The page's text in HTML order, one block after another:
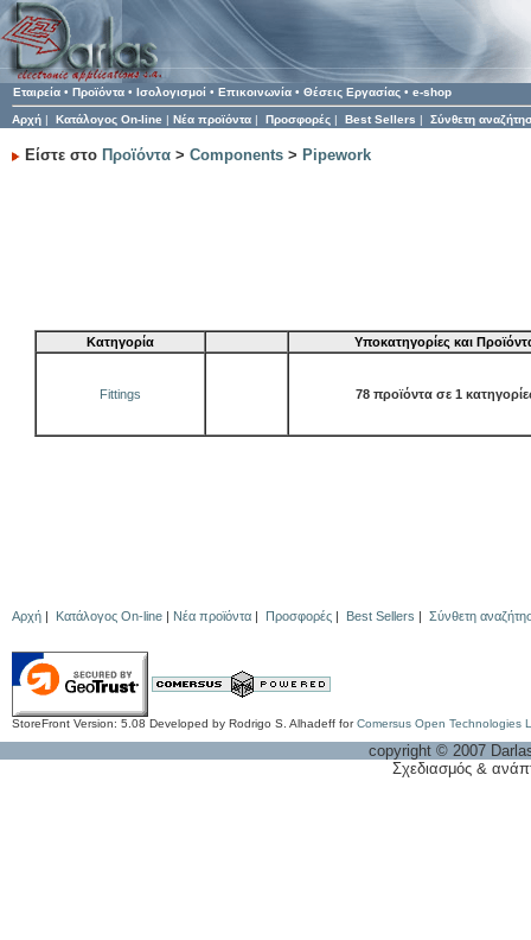
Εταιρεία • Προϊόντα • Ισολογισμοί • Επικοινωνία • Θέσεις Εργασίας • e-shop
Αρχή | Κατάλογος On-line | Νέα προϊόντα | Προσφορές | Best Sellers | Σύνθετη
Είστε στο Προϊόντα > Components > Pipework
Κατηγορία Υποκατηγορίες και
Fittings 78 προϊόντα σε 1
Αρχή Κατάλογος On-line Νέα προϊόντα Προσφορές Best Sellers Σύνθετη
StoreFront Version: 5.08 Developed by Rodrigo S. Alhadeff forComersus Open Technologies
copyright © 2007
Σχεδιασμός &